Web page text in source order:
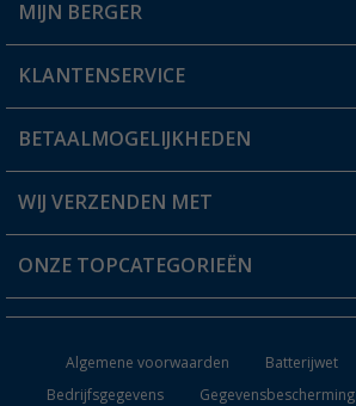
Winkel vinden
MIJN BERGER
Mijn account
Status bestelling
Verlanglijstje
KLANTENSERVICE
FAQ & Contact
Verzendinformatie
Catalogus
BETAALMOGELIJKHEDEN
WIJ VERZENDEN MET
ONZE TOPCATEGORIEËN
Keukenaccessoires
Algemene voorwaarden Batterijwet
Bedrijfsgegevens
Gegevensbescherming